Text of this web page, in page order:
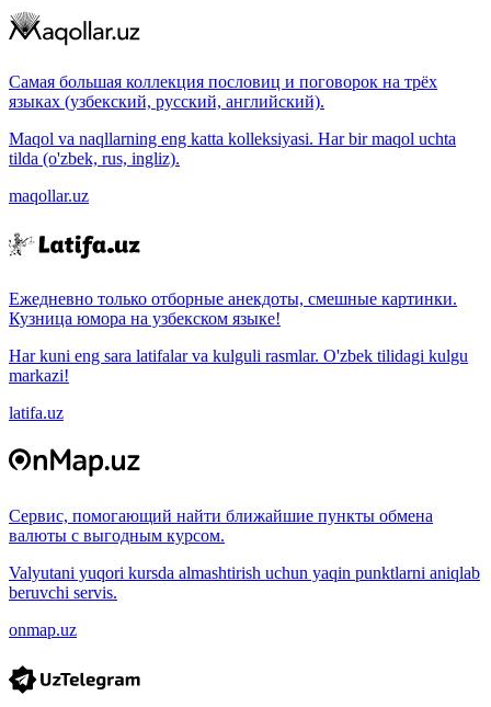
Самая большая коллекция пословиц и поговорок на трёх
языках (узбекский, русский, английский).
Maqol va naqllarning eng katta kolleksiyasi. Har bir maqol uchta
tilda (o'zbek, rus, ingliz).
maqollar.uz
Ежедневно только отборные анекдоты, смешные картинки.
Кузница юмора на узбекском языке!
Har kuni eng sara latifalar va kulguli rasmlar. O'zbek tilidagi kulgu
markazi!
latifa.uz
Сервис, помогающий найти ближайшие пункты обмена
валюты с выгодным курсом.
Valyutani yuqori kursda almashtirish uchun yaqin punktlarni aniqlab
beruvchi servis.
onmap.uz